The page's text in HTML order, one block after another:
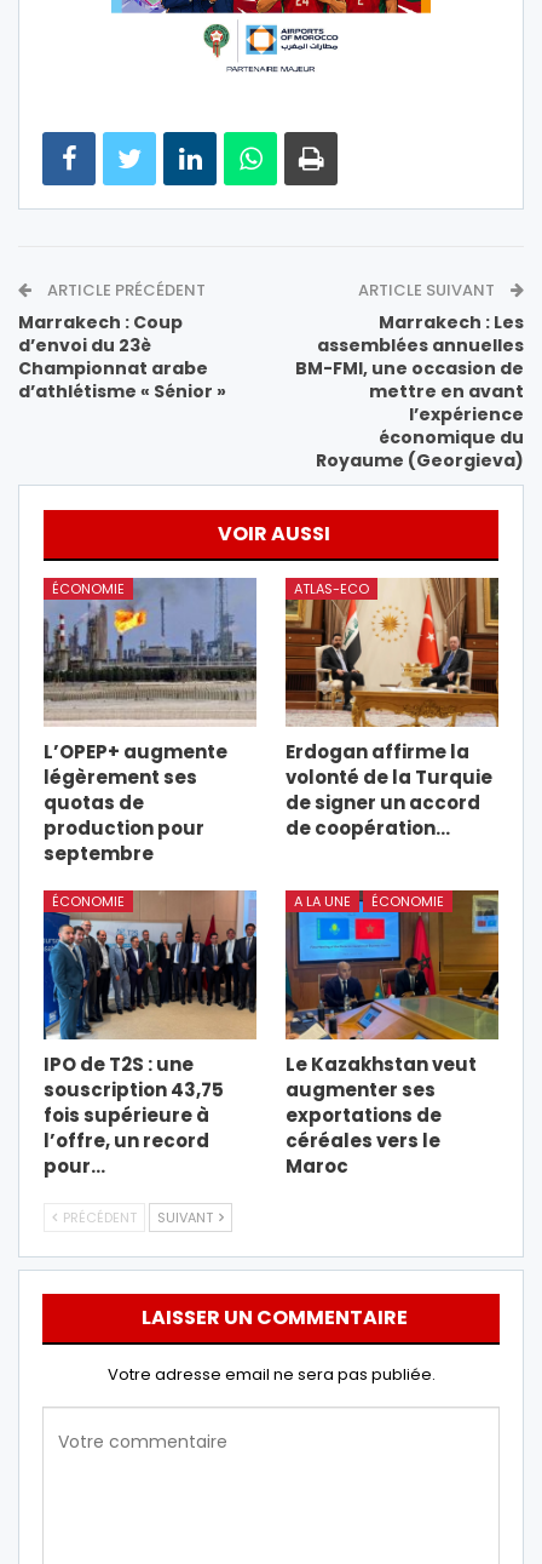
ARTICLE PRÉCÉDENT
Marrakech : Coup
d’envoi du 23è
Championnat arabe
d’athlétisme « Sénior »
ARTICLE SUIVANT
Marrakech : Les
assemblées annuelles
BM-FMI, une occasion de
mettre en avant
l’expérience
économique du
Royaume (Georgieva)
VOIR AUSSI
ÉCONOMIE
L’OPEP+ augmente
légèrement ses
quotas de
production pour
septembre
ATLAS-ECO
Erdogan affirme la
volonté de la Turquie
de signer un accord
de coopération…
ÉCONOMIE
IPO de T2S : une
souscription 43,75
fois supérieure à
l’offre, un record
pour…
A LA UNE ÉCONOMIE
Le Kazakhstan veut
augmenter ses
exportations de
céréales vers le
Maroc
PRÉCÉDENT SUIVANT
LAISSER UN COMMENTAIRE
Votre adresse email ne sera pas publiée.